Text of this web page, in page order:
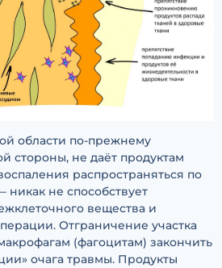
области по-прежнему
стороны, не даёт продуктам
распространяться по
никак не способствует
вещества и
Отграничение участка
(фагоцитам) закончить
очага травмы. Продукты